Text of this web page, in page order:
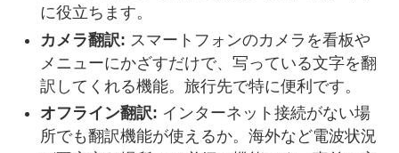
に役立ちます。
カメラ翻訳: スマートフォンのカメラを看板や
メニューにかざすだけで、写っている文字を翻
訳してくれる機能。旅行先で特に便利です。
オフライン翻訳: インターネット接続がない場
所でも翻訳機能が使えるか。海外など電波状況